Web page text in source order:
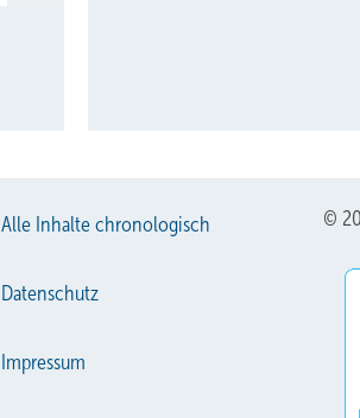
Alle Inhalte chronologisch
Datenschutz
Impressum
©